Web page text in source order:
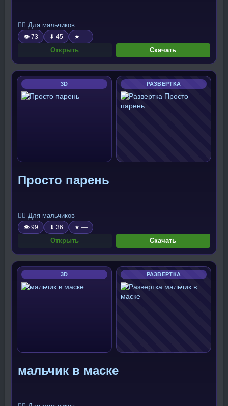
🧍‍♂️ Для мальчиков
👁 73 ⬇ 45 ★ —
Открыть Скачать
3D РАЗВЕРТКА
Просто парень
🧍‍♂️ Для мальчиков
👁 99 ⬇ 36 ★ —
Открыть Скачать
3D РАЗВЕРТКА
мальчик в маске